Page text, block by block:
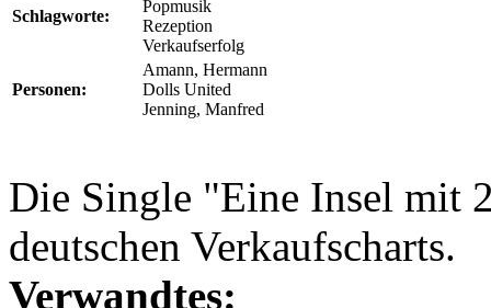
Schlagworte:
Popmusik
Rezeption
Verkaufserfolg
Personen:
Amann, Hermann
Dolls United
Jenning, Manfred
Die Single "Eine Insel mit
deutschen Verkaufscharts.
Verwandtes: